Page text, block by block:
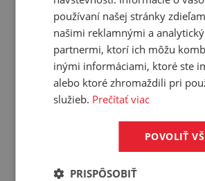
Prehľad vlastností
Hrúbka:
0.25 mm
Šírka:
1300 mm
Charakteristika:
bezftalátová
Farba:
používaní našej stránky
našimi reklamnými a
partnermi, ktorí ich môžu
inými informáciami, ktoré ste
alebo ktoré zhromaždili pri
služieb. Prečítať viac
POVOLIŤ
PRISPÔSOBIŤ